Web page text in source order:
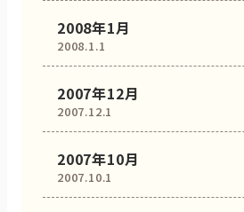
2008.1.1
2008年1月
2007.12.1
2007年12月
2007.10.1
2007年10月